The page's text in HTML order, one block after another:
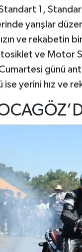
1,
yarışlar
ve rekabetin
ve Motor
günü
ise yerini hız ve